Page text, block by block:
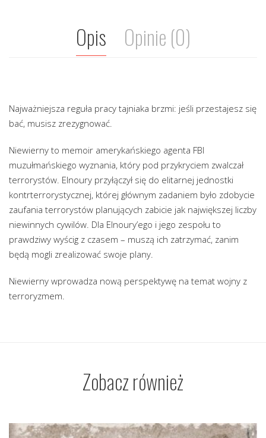
Opis Opinie (0)
Najważniejsza reguła pracy tajniaka brzmi: jeśli przestajesz się
bać, musisz zrezygnować.
Niewierny to memoir amerykańskiego agenta FBI
muzułmańskiego wyznania, który pod przykryciem zwalczał
terrorystów. Elnoury przyłączył się do elitarnej jednostki
kontrterrorystycznej, której głównym zadaniem było zdobycie
zaufania terrorystów planujących zabicie jak największej liczby
niewinnych cywilów. Dla Elnoury’ego i jego zespołu to
prawdziwy wyścig z czasem – muszą ich zatrzymać, zanim
będą mogli zrealizować swoje plany.
Niewierny wprowadza nową perspektywę na temat wojny z
terroryzmem.
Zobacz również